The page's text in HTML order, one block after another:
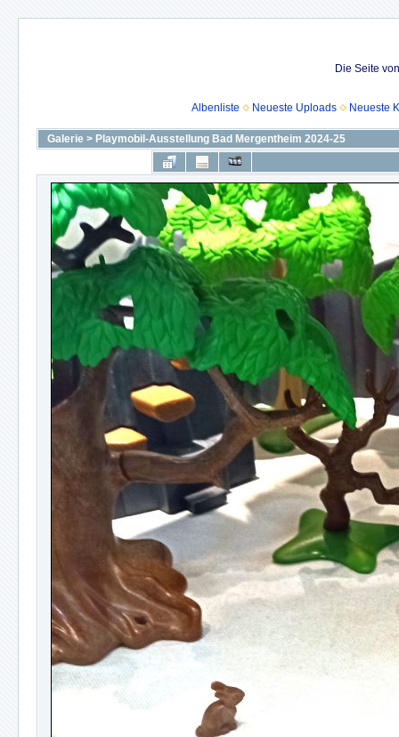
Die Seite
Albenliste Neueste Uploads Neueste
Galerie > Playmobil-Ausstellung Bad Mergentheim 2024-25